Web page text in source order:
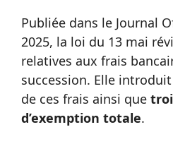
Publiée dans le Journal
2025, la loi du 13 mai
relatives aux frais
succession. Elle
de ces frais ainsi que
d’exemption totale.